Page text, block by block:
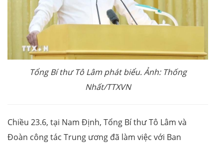
Tổng Bí thư Tô Lâm phát biểu. Ảnh: Thống
Nhất/TTXVN
Chiều 23.6, tại Nam Định, Tổng Bí thư Tô Lâm và
Đoàn công tác Trung ương đã làm việc với Ban